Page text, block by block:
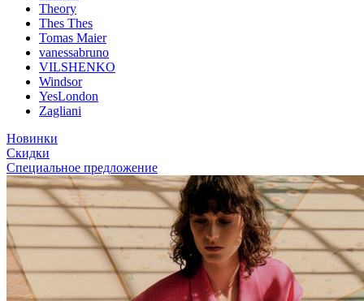
Theory
Thes Thes
Tomas Maier
vanessabruno
VILSHENKO
Windsor
YesLondon
Zagliani
Новинки
Скидки
Специальное предложение